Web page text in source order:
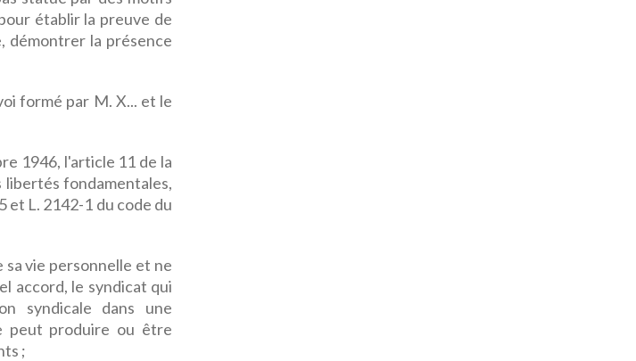
établir la preuve de
démontrer la présence
formé par M. X... et le
1946, l'article 11 de la
libertés fondamentales,
et L. 2142-1 du code du
vie personnelle et ne
accord, le syndicat qui
syndicale dans une
peut produire ou être
;